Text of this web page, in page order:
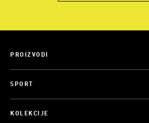
PROIZVODI
SPORT
KOLEKCIJE